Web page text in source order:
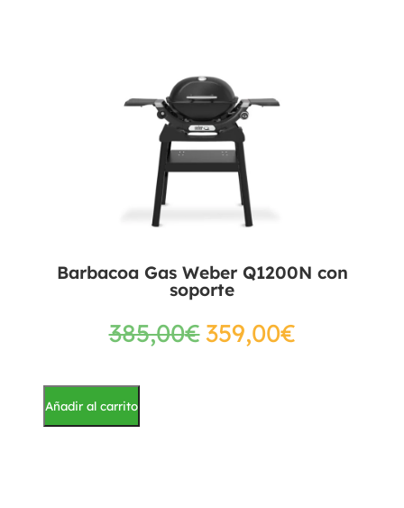
Barbacoa Gas Weber Q1200N con
soporte
385,00€359,00€
Añadir al carrito